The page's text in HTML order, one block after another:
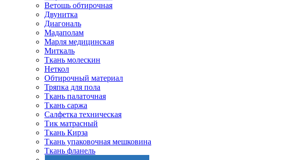
Ветошь обтирочная
Двунитка
Диагональ
Мадаполам
Марля медицинская
Миткаль
Ткань молескин
Неткол
Обтирочный материал
Тряпка для пола
Ткань палаточная
Ткань саржа
Салфетка техническая
Тик матрасный
Ткань Кирза
Ткань упаковочная мешковина
Ткань фланель